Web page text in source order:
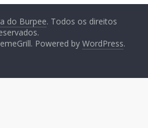
do Burpee. Todos os direitos
Powered byWordPress.